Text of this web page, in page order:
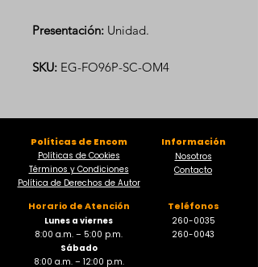
Presentación: Unidad.
SKU: EG-FO96P-SC-OM4
Políticas de Encom
Políticas de Cookies
Términos y Condiciones
Política de Derechos de Autor
Información
Nosotros
Contacto
Horario de Atención
Lunes a viernes
8:00 a.m. – 5:00 p.m.
Sábado
8:00 a.m. – 12:00 p.m.
Teléfonos
260-0035
260-0043